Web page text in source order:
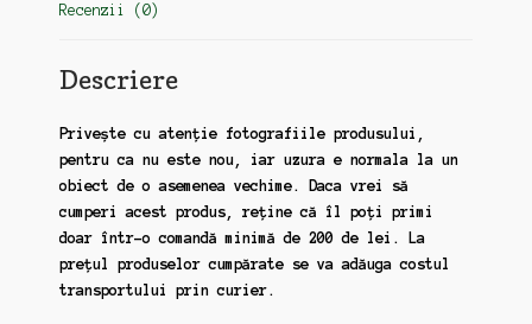
Recenzii (0)
Descriere
Privește cu atenție fotografiile produsului,
pentru ca nu este nou, iar uzura e normala la un
obiect de o asemenea vechime. Daca vrei să
cumperi acest produs, reține că îl poți primi
doar într-o comandă minimă de 200 de lei. La
prețul produselor cumpărate se va adăuga costul
transportului prin curier.